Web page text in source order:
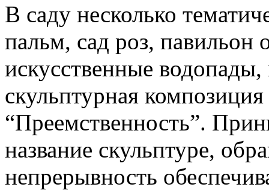
В саду несколько
пальм, сад роз, павильон
искусственные водопады,
скульптурная
“Преемственность”.
название скульптуре,
непрерывность